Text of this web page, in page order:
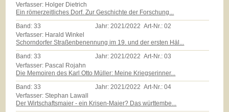
Verfasser: Holger Dietrich
Ein römerzeitliches Dorf. Zur Geschichte der Forschung...
Band:33 Jahr:2021/2022 Art-Nr.:02
Verfasser: Harald Winkel
Schorndorfer Straßenbenennung im 19. und der ersten Häl...
Band:33 Jahr:2021/2022 Art-Nr.:03
Verfasser: Pascal Rojahn
Die Memoiren des Karl Otto Müller: Meine Kriegserinner...
Band:33 Jahr:2021/2022 Art-Nr.:04
Verfasser: Stephan Lawall
Der Wirtschaftsmaier - ein Krisen-Maier? Das württembe...